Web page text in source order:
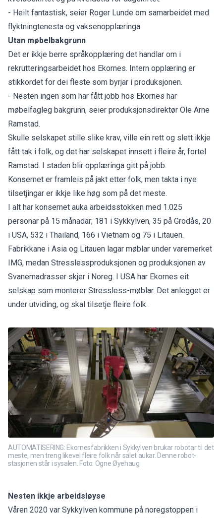
- Heilt fantastisk, seier Roger Lunde om samarbeidet med
flyktningtenesta og vaksenopplæringa.
Utan møbelbakgrunn
Det er ikkje berre språkopplæring det handlar om i
rekrutteringsarbeidet hos Ekornes. Intern opplæring er
stikkordet for dei fleste som byrjar i produksjonen.
- Nesten ingen som har fått jobb hos Ekornes har
møbelfagleg bakgrunn, seier produksjonsdirektør Ole Arne
Ramstad.
Skulle selskapet stille slike krav, ville ein rett og slett ikkje
fått tak i folk, og det har selskapet innsett i fleire år, fortel
Ramstad. I staden blir opplæringa gitt på jobb.
Konsernet er framleis på jakt etter folk, men takta i nye
tilsetjingar er ikkje like høg som på det meste.
I alt har konsernet auka arbeidsstokken med 1.025
personar på 15 månadar; 181 i Sykkylven, 35 på Grodås, 20
i USA, 532 i Thailand, 166 i Vietnam og 75 i Litauen.
Fabrikkane i Asia og Litauen lagar møblar under varemerket
IMG, medan Stresslessproduksjonen og produksjonen av
Svanemadrasser skjer i Noreg. I USA har Ekornes eit
selskap som monterer Stressless-møblar. Det anlegget er
under utviding, og skal tilsetje fleire folk.
AUTOMATISERING: Ekornesfabrikken i Sykkylven brukar robotar til det
meste, men treng likevel fleire folk når salet aukar. Denne robot-
stasjonen står i sysalen. Foto: Ogne Øyehaug
Nesten ikkje arbeidsløyse
Våren 2020 var Sykkylven kommune på noregstoppen i